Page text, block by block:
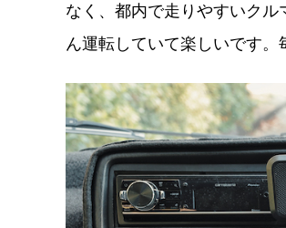
なく、都内で走りやすいク
ん運転していて楽しいです。